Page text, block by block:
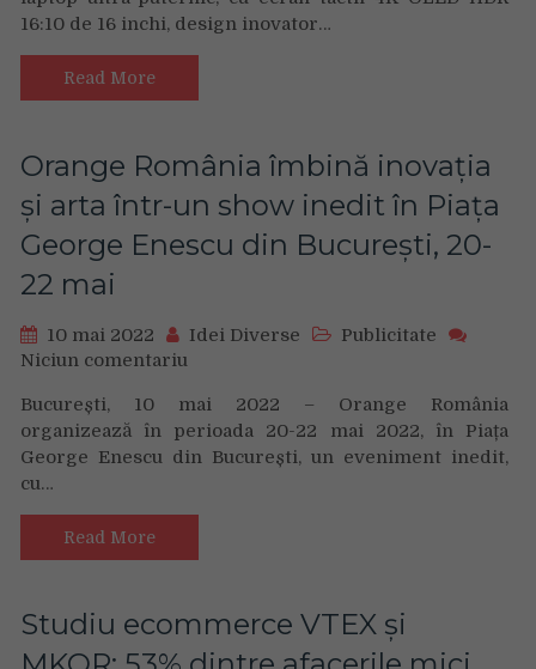
top
16:10 de 16 inchi, design inovator…
Read More
Orange România îmbină inovația
și arta într-un show inedit în Piața
George Enescu din București, 20-
22 mai
10 mai 2022 Idei Diverse
Publicitate
Niciun comentariu
România
îmbină
inovația
arta
un
în
Piața
București, 10 mai 2022 – Orange România
organizează în perioada 20-22 mai 2022, în Piața
George Enescu din București, un eveniment inedit,
cu…
Read More
Studiu ecommerce VTEX și